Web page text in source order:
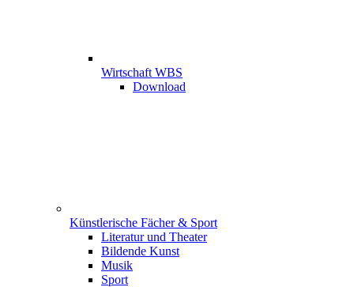
Wirtschaft WBS
Download
Künstlerische Fächer & Sport
Literatur und Theater
Bildende Kunst
Musik
Sport